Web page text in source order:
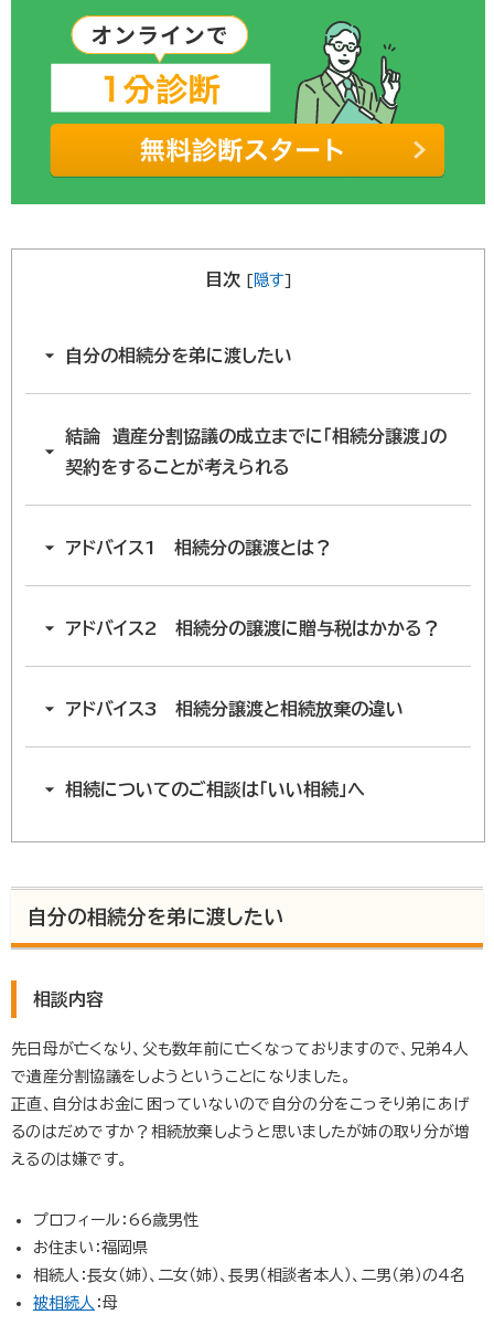
目次 [ 隠す]
自分の相続分を弟に渡したい
結論 遺産分割協議の成立までに「相続分譲渡」の
契約をすることが考えられる
アドバイス1 相続分の譲渡とは？
アドバイス2 相続分の譲渡に贈与税はかかる？
アドバイス3 相続分譲渡と相続放棄の違い
相続についてのご相談は「いい相続」へ
自分の相続分を弟に渡したい
相談内容
先日母が亡くなり、父も数年前に亡くなっておりますので、兄弟4人
で遺産分割協議をしようということになりました。
正直、自分はお金に困っていないので自分の分をこっそり弟にあげ
るのはだめですか？相続放棄しようと思いましたが姉の取り分が増
えるのは嫌です。
プロフィール：66歳男性
お住まい：福岡県
相続人：長女（姉）、二女（姉）、長男（相談者本人）、二男（弟）の4名
被相続人 ：母